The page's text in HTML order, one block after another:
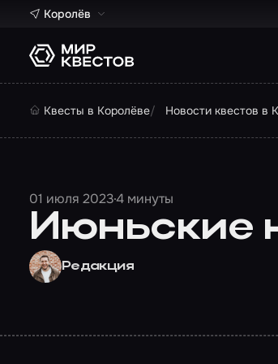
Королёв
Квесты в Королёве Новости квестов в
01 июля 20234 минуты
Июньские
Редакция